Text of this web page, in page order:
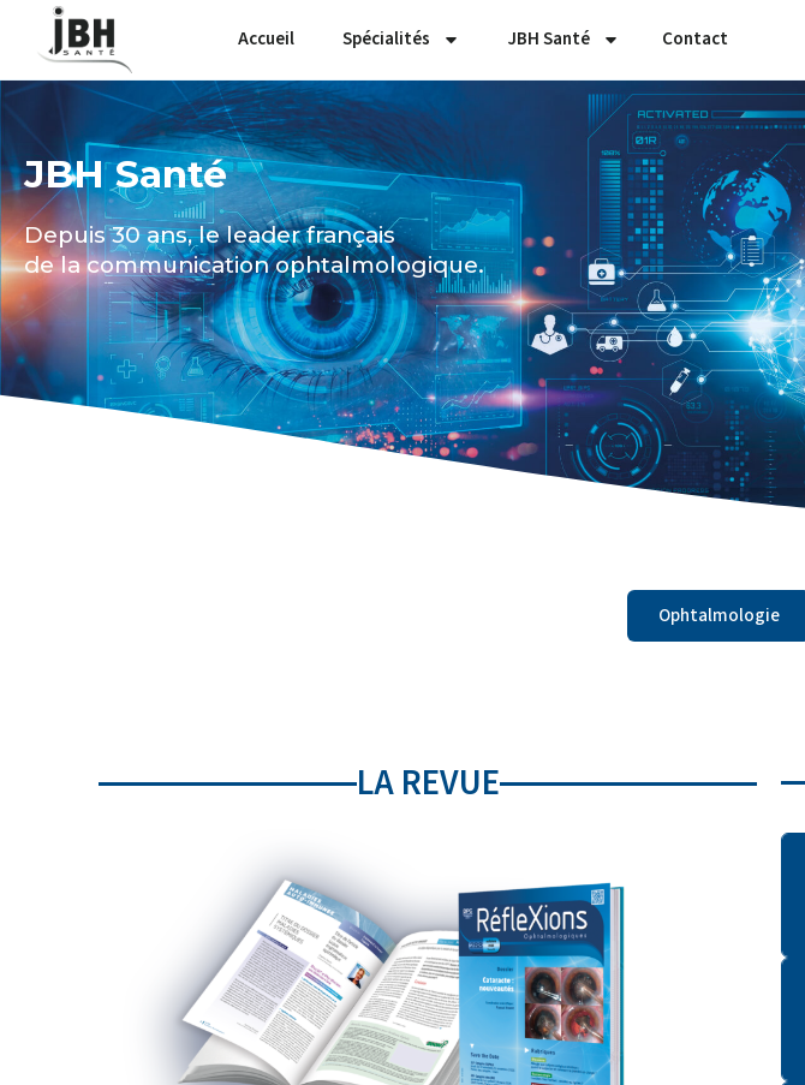
Accueil Spécialités JBH Santé Contact
JBH Santé
Depuis 30 ans, le leader français
de la communication ophtalmologique.
Ophtalmologie
LA REVUE